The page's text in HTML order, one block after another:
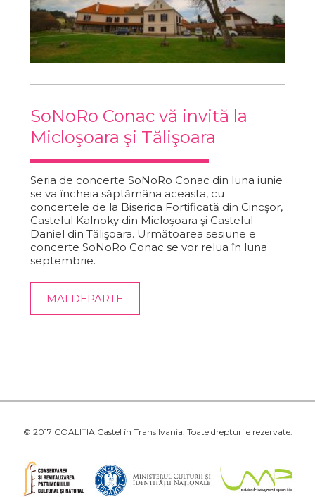
SoNoRo Conac vă invită la
Micloşoara şi Tălişoara
Seria de concerte SoNoRo Conac din luna iunie
se va încheia săptămâna aceasta, cu
concertele de la Biserica Fortificată din Cincşor,
Castelul Kalnoky din Micloşoara şi Castelul
Daniel din Tălişoara. Următoarea sesiune e
concerte SoNoRo Conac se vor relua în luna
septembrie.
MAI DEPARTE
© 2017 COALIȚIA Castel în Transilvania. Toate drepturile rezervate.